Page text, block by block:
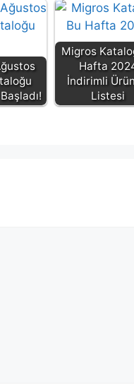
Migros
Hafta
İndirimli
Listesi